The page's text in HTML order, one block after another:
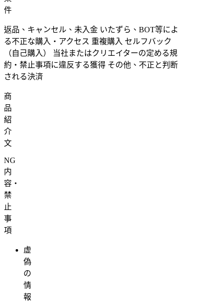
件
返品、キャンセル、未入金 いたずら、BOT等によ
る不正な購入・アクセス 重複購入 セルフバック
（自己購入） 当社またはクリエイターの定める規
約・禁止事項に違反する獲得 その他、不正と判断
される決済
商
品
紹
介
文
NG
内
容・
禁
止
事
項
虚
偽
の
情
報